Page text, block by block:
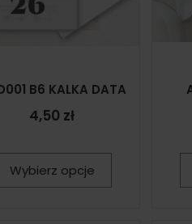
B6 KALKA DATA
4,50 zł
Wybierz opcje